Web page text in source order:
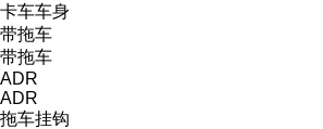
卡车车身
带拖车
带拖车
ADR
ADR
拖车挂钩